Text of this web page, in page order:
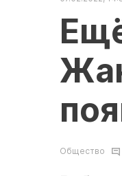
Общество